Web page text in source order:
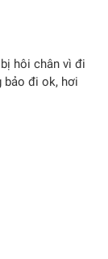
hôi chân vì đi
bảo đi ok, hơi